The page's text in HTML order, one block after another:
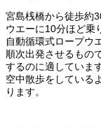
宮島桟橋から徒歩約
ウエーに10分ほど乗
自動循環式ロープウ
順次出発させるもの
するのに適しています
空中散歩をしている
ります。